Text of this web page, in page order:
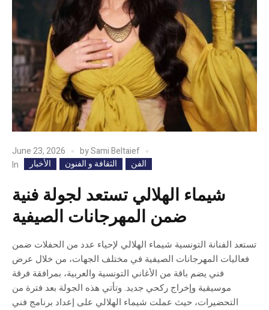
June 23, 2026 bySami Beltaief
In
الأخبار الثقافة و الفنون الفن
شيماء الهلالي تستعد لجولة فنية
ضمن المهرجانات الصيفية
تستعد الفنانة التونسية شيماء الهلالي لإحياء عدد من الحفلات ضمن
فعاليات المهرجانات الصيفية في مختلف الجهات، من خلال عرض
فني يضم باقة من الأغاني التونسية والعربية، بمرافقة فرقة
موسيقية وإخراج ركحي جديد. وتأتي هذه الجولة بعد فترة من
التحضيرات، حيث عملت شيماء الهلالي على إعداد برنامج فني